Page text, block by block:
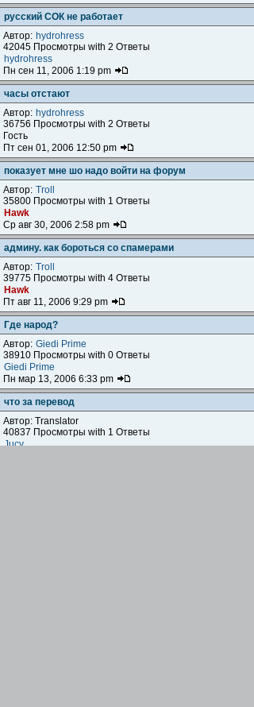
русский СОК не работает
Автор: hydrohress
42045 Просмотры with 2 Ответы
hydrohress
Пн сен 11, 2006 1:19 pm
часы отстают
Автор: hydrohress
36756 Просмотры with 2 Ответы
Гость
Пт сен 01, 2006 12:50 pm
показует мне шо надо войти на форум
Автор: Troll
35800 Просмотры with 1 Ответы
Hawk
Ср авг 30, 2006 2:58 pm
админу. как бороться со спамерами
Автор: Troll
39775 Просмотры with 4 Ответы
Hawk
Пт авг 11, 2006 9:29 pm
Где народ?
Автор: Giedi Prime
38910 Просмотры with 0 Ответы
Giedi Prime
Пн мар 13, 2006 6:33 pm
что за перевод
Автор: Translator
40837 Просмотры with 1 Ответы
Jucy